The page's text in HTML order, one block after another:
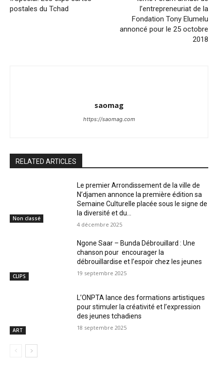
postales du Tchad
l’entrepreneuriat de la
Fondation Tony Elumelu
annoncé pour le 25 octobre
2018
saomag
https://saomag.com
RELATED ARTICLES
Non classé
Le premier Arrondissement de la ville de
N’djamen annonce la première édition sa
Semaine Culturelle placée sous le signe de
la diversité et du...
4 décembre 2025
CLIPS
Ngone Saar – Bunda Débrouillard : Une
chanson pour encourager la
débrouillardise et l’espoir chez les jeunes
19 septembre 2025
ART
L’ONPTA lance des formations artistiques
pour stimuler la créativité et l’expression
des jeunes tchadiens
18 septembre 2025